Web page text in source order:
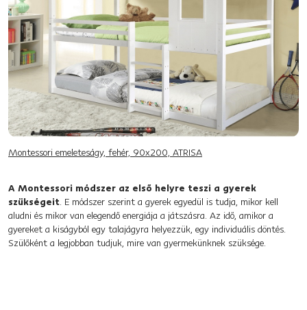
Montessori emeleteságy, fehér, 90x200, ATRISA
A Montessori módszer az első helyre teszi a gyerek
szükségeit. E módszer szerint a gyerek egyedül is tudja, mikor kell
aludni és mikor van elegendő energiája a játszásra. Az idő, amikor a
gyereket a kiságyból egy talajágyra helyezzük, egy individuális döntés.
Szülőként a legjobban tudjuk, mire van gyermekünknek szüksége.